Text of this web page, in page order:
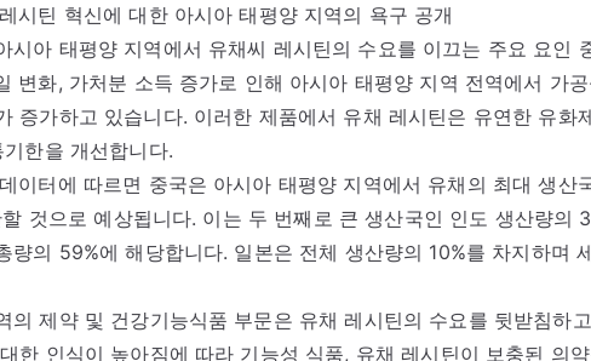
시틴 혁신에 대한 아시아 태평양 지역의 욕구 공개
시아 태평양 지역에서 유채씨 레시틴의 수요를 이끄는 주요 요인
변화, 가처분 소득 증가로 인해 아시아 태평양 지역 전역에서 가
증가하고 있습니다. 이러한 제품에서 유채 레시틴은 유연한 유화
한을 개선합니다.
이터에 따르면 중국은 아시아 태평양 지역에서 유채의 최대 생산
것으로 예상됩니다. 이는 두 번째로 큰 생산국인 인도 생산량의
량의 59%에 해당합니다. 일본은 전체 생산량의 10%를 차지하며
의 제약 및 건강기능식품 부문은 유채 레시틴의 수요를 뒷받침하
한 인식이 높아짐에 따라 기능성 식품, 유채 레시틴이 보충된 의